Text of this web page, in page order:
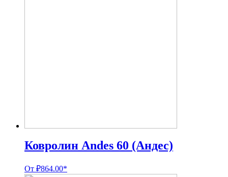
Ковролин Andes 60 (Андес)
От ₽864.00*